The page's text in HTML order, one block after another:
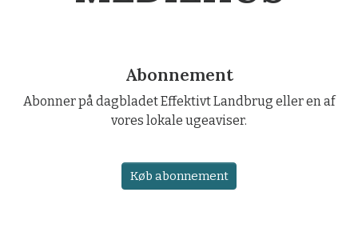
Abonnement
Abonner på dagbladet Effektivt Landbrug eller en af
vores lokale ugeaviser.
Køb abonnement